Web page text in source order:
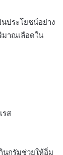
ประโยชน์อย่าง
มาณเลือดใน
รส
นกรัมช่วยให้อิ่ม